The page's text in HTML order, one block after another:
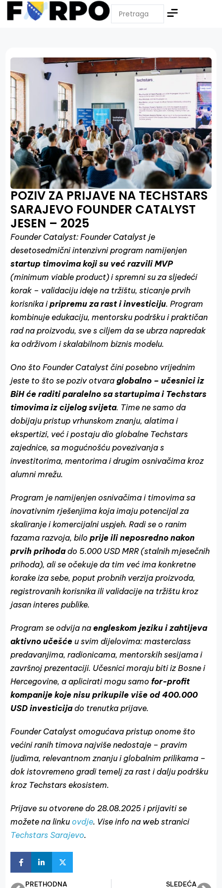
POZIV ZA PRIJAVE NA TECHSTARS
SARAJEVO FOUNDER CATALYST
JESEN – 2025
Founder Catalyst: Founder Catalyst je
desetosedmični intenzivni program namijenjen
startup timovima koji su već razvili MVP
(minimum viable product) i spremni su za sljedeći
korak – validaciju ideje na tržištu, sticanje prvih
korisnika ipripremu za rast i investiciju. Program
kombinuje edukaciju, mentorsku podršku i praktičan
rad na proizvodu, sve s ciljem da se ubrza napredak
ka održivom i skalabilnom biznis modelu.
Ono što Founder Catalyst čini posebno vrijednim
jeste to što se poziv otvaraglobalno – učesnici iz
BiH će raditi paralelno sa startupima i Techstars
timovima iz cijelog svijeta. Time ne samo da
dobijaju pristup vrhunskom znanju, alatima i
ekspertizi, već i postaju dio globalne Techstars
zajednice, sa mogućnošću povezivanja s
investitorima, mentorima i drugim osnivačima kroz
alumni mrežu.
Program je namijenjen osnivačima i timovima sa
inovativnim rješenjima koja imaju potencijal za
skaliranje i komercijalni uspjeh. Radi se o ranim
fazama razvoja, biloprije ili neposredno nakon
prvih prihodado 5.000 USD MRR (stalnih mjesečnih
prihoda), ali se očekuje da tim već ima konkretne
korake iza sebe, poput probnih verzija proizvoda,
registrovanih korisnika ili validacije na tržištu kroz
jasan interes publike.
Program se odvija naengleskom jeziku i zahtijeva
aktivno učešće u svim dijelovima: masterclass
predavanjima, radionicama, mentorskih sesijama i
završnoj prezentaciji. Učesnici moraju biti iz Bosne i
Hercegovine, a aplicirati mogu samofor-profit
kompanije koje nisu prikupile više od 400.000
USD investicijado trenutka prijave.
Founder Catalyst omogućava pristup onome što
većini ranih timova najviše nedostaje – pravim
ljudima, relevantnom znanju i globalnim prilikama –
dok istovremeno gradi temelj za rast i dalju podršku
kroz Techstars ekosistem.
Prijave su otvorene do 28.08.2025 i prijaviti se
možete na linkuovdje. Vise info na web stranici
Techstars Sarajevo.
PRETHODNA SLEDEĆA